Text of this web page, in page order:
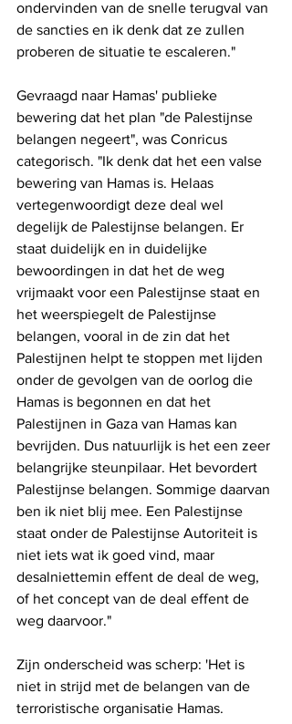
ondervinden van de snelle terugval van
de sancties en ik denk dat ze zullen
proberen de situatie te escaleren."
Gevraagd naar Hamas' publieke
bewering dat het plan "de Palestijnse
belangen negeert", was Conricus
categorisch. "Ik denk dat het een valse
bewering van Hamas is. Helaas
vertegenwoordigt deze deal wel
degelijk de Palestijnse belangen. Er
staat duidelijk en in duidelijke
bewoordingen in dat het de weg
vrijmaakt voor een Palestijnse staat en
het weerspiegelt de Palestijnse
belangen, vooral in de zin dat het
Palestijnen helpt te stoppen met lijden
onder de gevolgen van de oorlog die
Hamas is begonnen en dat het
Palestijnen in Gaza van Hamas kan
bevrijden. Dus natuurlijk is het een zeer
belangrijke steunpilaar. Het bevordert
Palestijnse belangen. Sommige daarvan
ben ik niet blij mee. Een Palestijnse
staat onder de Palestijnse Autoriteit is
niet iets wat ik goed vind, maar
desalniettemin effent de deal de weg,
of het concept van de deal effent de
weg daarvoor."
Zijn onderscheid was scherp: 'Het is
niet in strijd met de belangen van de
terroristische organisatie Hamas.